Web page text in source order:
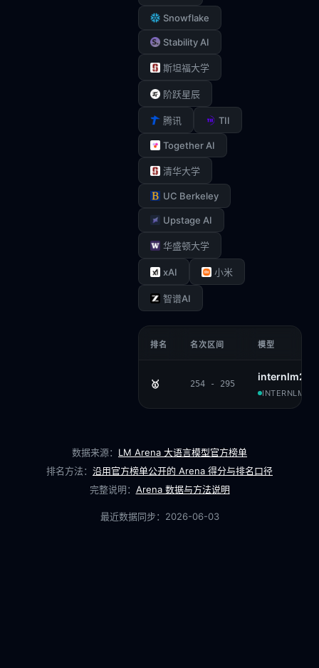
Snowflake
Stability AI
斯坦福大学
阶跃星辰
腾讯 TII
Together AI
清华大学
UC Berkeley
Upstage AI
华盛顿大学
xAI 小米
智谱AI
排名 名次区间 模型
🥇 254 - 295
INTERNLM ·
数据来源： LM Arena 大语言模型官方榜单
排名方法： 沿用官方榜单公开的 Arena 得分与排名口径
完整说明： Arena 数据与方法说明
最近数据同步： 2026-06-03